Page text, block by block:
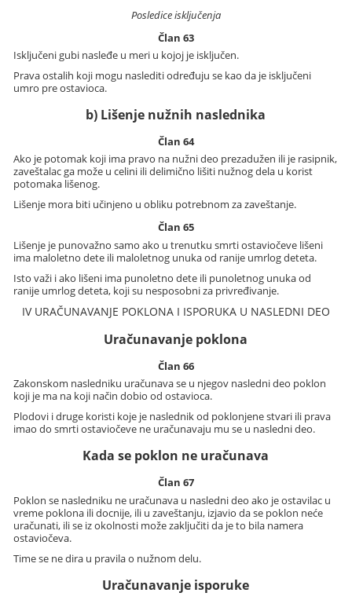
Posledice isključenja
Član 63
Isključeni gubi nasleđe u meri u kojoj je isključen.
Prava ostalih koji mogu naslediti određuju se kao da je isključeni
umro pre ostavioca.
b) Lišenje nužnih naslednika
Član 64
Ako je potomak koji ima pravo na nužni deo prezadužen ili je rasipnik,
zaveštalac ga može u celini ili delimično lišiti nužnog dela u korist
potomaka lišenog.
Lišenje mora biti učinjeno u obliku potrebnom za zaveštanje.
Član 65
Lišenje je punovažno samo ako u trenutku smrti ostaviočeve lišeni
ima maloletno dete ili maloletnog unuka od ranije umrlog deteta.
Isto važi i ako lišeni ima punoletno dete ili punoletnog unuka od
ranije umrlog deteta, koji su nesposobni za privređivanje.
IV URAČUNAVANJE POKLONA I ISPORUKA U NASLEDNI DEO
Uračunavanje poklona
Član 66
Zakonskom nasledniku uračunava se u njegov nasledni deo poklon
koji je ma na koji način dobio od ostavioca.
Plodovi i druge koristi koje je naslednik od poklonjene stvari ili prava
imao do smrti ostaviočeve ne uračunavaju mu se u nasledni deo.
Kada se poklon ne uračunava
Član 67
Poklon se nasledniku ne uračunava u nasledni deo ako je ostavilac u
vreme poklona ili docnije, ili u zaveštanju, izjavio da se poklon neće
uračunati, ili se iz okolnosti može zaključiti da je to bila namera
ostaviočeva.
Time se ne dira u pravila o nužnom delu.
Uračunavanje isporuke